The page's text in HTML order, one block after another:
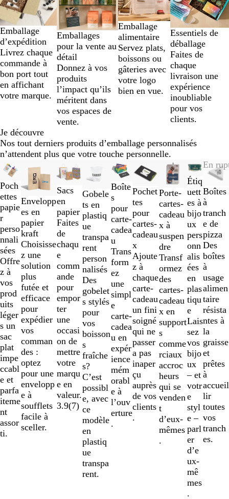
Emballage
d’expédition
Livrez chaque
commande à
bon port tout
en affichant
votre marque.
Emballages
pour la vente au
détail
Donnez à vos
produits
l’impact qu’ils
méritent dans
vos espaces de
vente.
Emballage
alimentaire
Servez plats,
boissons ou
gâteries avec
votre logo
bien en vue.
Essentiels de
déballage
Faites de
chaque
livraison une
expérience
inoubliable
pour vos
clients.
2
sur
4
Je découvre
Nos tout derniers produits d’emballage personnalisés
n’attendent plus que votre touche personnelle.
Nouveau
Poch
ettes
papie
r
perso
nnali
sées
Offre
z à
vos
prod
uits
léger
s un
sac
plat
impe
ccabl
e et
parfa
iteme
nt
assor
ti.
Nouveau
Envelopp
es en
papier
kraft
Choisisse
z une
solution
plus
futée et
efficace
pour
expédier
vos
comman
des :
optez
pour une
envelopp
e à
soufflets
facile à
sceller.
Nouveau prix bas
Sacs
en
papier
Faites
de
chaqu
e
comm
ande
pour
empor
ter
une
occasi
on de
mettre
votre
marqu
e en
valeur.
3.9(7)
Gobele
ts en
plastiq
ue
transpa
rent
person
nalisés
Des
gobelet
s stylés
pour
vos
boisson
s
fraîche
s?
C’est
possibl
e, avec
ce
modèle
en
plastiq
ue
transpa
rent.
Nouveau
Boîte
s
pour
carte-
cadea
u
Trans
form
ez
une
simpl
e
carte-
cadea
u en
expér
ience
mém
orabl
e à
l’ouv
erture
.
Nouveau
Pochet
tes
pour
cartes-
cadeau
x
Ajoute
z à
chaque
carte-
cadeau
un fini
soigné
qui ne
passer
a pas
inaper
çu
auprès
de vos
clients
.
Nouveau
Porte-
cartes-
cadeau
x à
suspen
dre
Transf
ormez
des
cartes-
cadeau
x en
support
s
comme
rciaux
accroc
heurs
qui se
venden
t
d’eux-
mêmes
.
Étiq
uett
es à
bijo
ux
pers
onn
alis
ées
en
plas
tiqu
e
Lais
sez
vos
bijo
ux
– et
votr
e
styl
e –
parl
er
d’e
ux-
mê
mes
.
En
Boîtes
à
tranch
e de
pizza
Des
boîtes
à
usage
alimen
taire
résista
ntes à
la
graisse
et
prêtes
à
accueil
lir
toutes
vos
tranch
es.
Diapositives
à
2
sur
9